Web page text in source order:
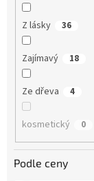
Z lásky 36
Zajímavý 18
Ze dřeva 4
kosmetický 0
Podle ceny